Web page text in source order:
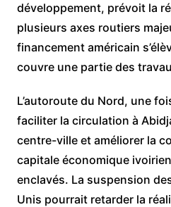
développement, prévoit la
plusieurs axes routiers
financement américain
couvre une partie des
L’autoroute du Nord, une
faciliter la circulation à
centre-ville et améliorer la
capitale économique
enclavés. La suspension
Unis pourrait retarder la